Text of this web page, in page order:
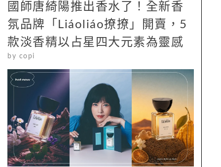
國師唐綺陽推出香水了！全新香
氛品牌「Liáoliáo撩撩」開賣，5
款淡香精以占星四大元素為靈感
by copi